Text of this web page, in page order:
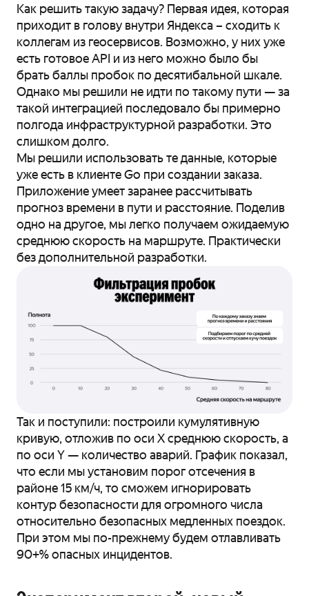
Как решить такую задачу? Первая идея, которая
приходит в голову внутри Яндекса – сходить к
коллегам из геосервисов. Возможно, у них уже
есть готовое API и из него можно было бы
брать баллы пробок по десятибальной шкале.
Однако мы решили не идти по такому пути — за
такой интеграцией последовало бы примерно
полгода инфраструктурной разработки. Это
слишком долго.
Мы решили использовать те данные, которые
уже есть в клиенте Go при создании заказа.
Приложение умеет заранее рассчитывать
прогноз времени в пути и расстояние. Поделив
одно на другое, мы легко получаем ожидаемую
среднюю скорость на маршруте. Практически
без дополнительной разработки.
Так и поступили: построили кумулятивную
кривую, отложив по оси X среднюю скорость, а
по оси Y — количество аварий. График показал,
что если мы установим порог отсечения в
районе 15 км/ч, то сможем игнорировать
контур безопасности для огромного числа
относительно безопасных медленных поездок.
При этом мы по-прежнему будем отлавливать
90+% опасных инцидентов.